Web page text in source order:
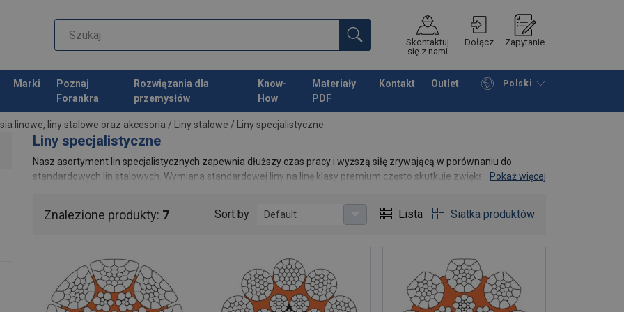
Skontaktuj
się z nami
Dołącz Zapytanie
Marki
Poznaj
Forankra
Rozwiązania dla
przemysłów
Know-
How
Materiały
PDF
Kontakt Outlet Polski
Przeglądaj katalog Podsumowanie
linowe, liny stalowe oraz akcesoria / Liny stalowe / Liny specjalistyczne
Liny specjalistyczne
Nasz asortyment lin specjalistycznych zapewnia dłuższy czas pracy i wyższą siłę zrywającą w porównaniu do
standardowych lin stalowych. Wymiana standardowej liny na linę klasy premium często skutkuje zwiększeniemPokaż więcej
Znalezione produkty: 7 Sort by Default Lista Siatka produktów